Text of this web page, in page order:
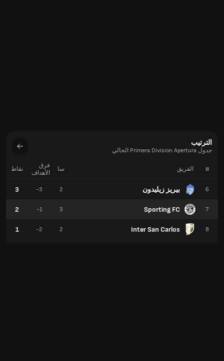
الترتيب
جدول Primera Division Apertura الحالي
# الفريق
6 بيريز زيليدون
7
Sporting FC
8
Inter San Carlos
سا
فرق
الأهداف
نقاط
2
-3
3
3
-1
2
2
-2
1